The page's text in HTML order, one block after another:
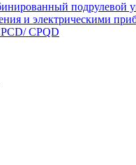
подрулевой
и электрическими
CPQD